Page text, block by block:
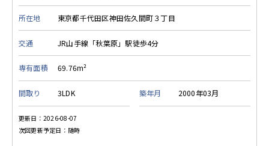
所在地 東京都千代田区神田佐久間町３丁目
交通 JR山手線「秋葉原」駅徒歩4分
専有面積 69.76m²
間取り 3LDK 築年月 2000年03月
更新日：2026-08-07
次回更新予定日：随時